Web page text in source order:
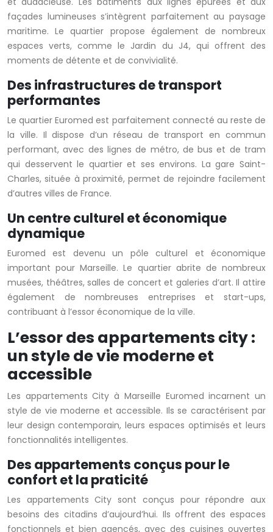
façades lumineuses s’intègrent parfaitement au paysage
maritime. Le quartier propose également de nombreux
espaces verts, comme le Jardin du J4, qui offrent des
moments de détente et de convivialité.
Des infrastructures de transport
performantes
Le quartier Euromed est parfaitement connecté au reste de
la ville. Il dispose d’un réseau de transport en commun
performant, avec des lignes de métro, de bus et de tram
qui desservent le quartier et ses environs. La gare Saint-
Charles, située à proximité, permet de rejoindre facilement
d’autres villes de France.
Un centre culturel et économique
dynamique
Euromed est devenu un pôle culturel et économique
important pour Marseille. Le quartier abrite de nombreux
musées, théâtres, salles de concert et galeries d’art. Il attire
également de nombreuses entreprises et start-ups,
contribuant à l’essor économique de la ville.
L’essor des appartements city :
un style de vie moderne et
accessible
Les appartements City à Marseille Euromed incarnent un
style de vie moderne et accessible. Ils se caractérisent par
leur design contemporain, leurs espaces optimisés et leurs
fonctionnalités intelligentes.
Des appartements conçus pour le
confort et la praticité
Les appartements City sont conçus pour répondre aux
besoins des citadins d’aujourd’hui. Ils offrent des espaces
fonctionnels et bien agencés, avec des cuisines ouvertes